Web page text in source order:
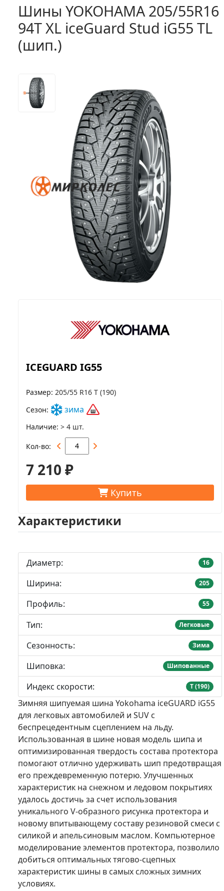
Шины YOKOHAMA 205/55R16
94T XL iceGuard Stud iG55 TL
(шип.)
ICEGUARD IG55
Размер 205/55 R16 T (190)
Сезон
зима
Наличие > 4 шт.
Кол-во
7 210 ₽
Купить
Характеристики
Диаметр: 16
Ширина: 205
Профиль: 55
Тип: Легковые
Сезонность: Зима
Шиповка: Шипованные
Индекс скорости: T (190)
Зимняя шипуемая шина Yokohama iceGUARD iG55
для легковых автомобилей и SUV с
беспрецедентным сцеплением на льду.
Использованная в шине новая модель шипа и
оптимизированная твердость состава протектора
помогают отлично удерживать шип предотвращая
его преждевременную потерю. Улучшенных
характеристик на снежном и ледовом покрытиях
удалось достичь за счет использования
уникального V-образного рисунка протектора и
новому впитывающему составу резиновой смеси с
силикой и апельсиновым маслом. Компьютерное
моделирование элементов протектора, позволило
добиться оптимальных тягово-сцепных
характеристик шины в самых сложных зимних
условиях.